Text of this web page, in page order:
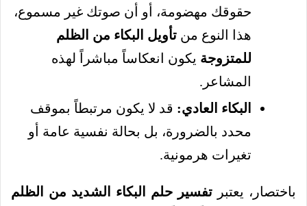
حقوقك مهضومة، أو أن صوتك غير مسموع،
هذا النوع من تأويل البكاء من الظلم
للمتزوجة يكون انعكاساً مباشراً لهذه
المشاعر.
البكاء العادي: قد لا يكون مرتبطاً بموقف
محدد بالضرورة، بل بحالة نفسية عامة أو
تغيرات هرمونية.
باختصار، يعتبر تفسير حلم البكاء الشديد من الظلم